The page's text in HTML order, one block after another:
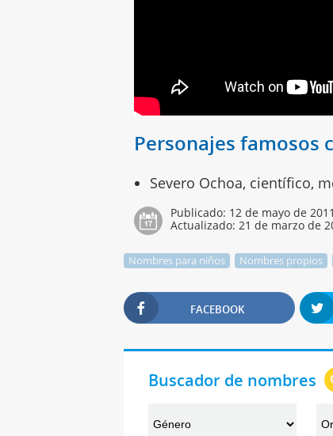
Personajes famosos
Severo Ochoa, científico,
Publicado: 12 de mayo de 2011
Actualizado: 21 de marzo de
Nombres para niños Nombres propios
FACEBOOK
Buscador de nombres